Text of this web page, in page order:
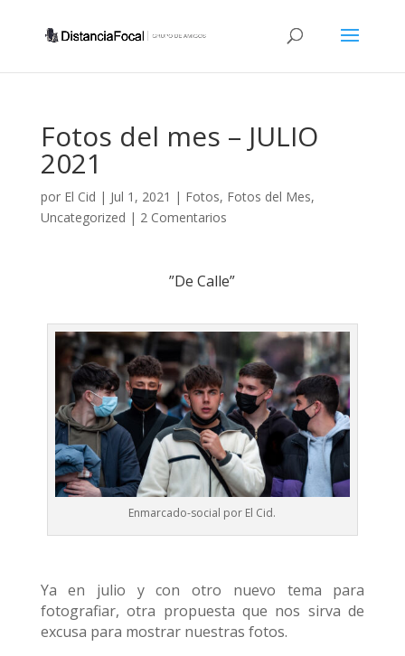
Fotos del mes – JULIO
2021
por El Cid | Jul 1, 2021 | Fotos, Fotos del Mes,
Uncategorized | 2 Comentarios
”De Calle”
Enmarcado-social por El Cid.
Ya en julio y con otro nuevo tema para
fotografiar, otra propuesta que nos sirva de
excusa para mostrar nuestras fotos.